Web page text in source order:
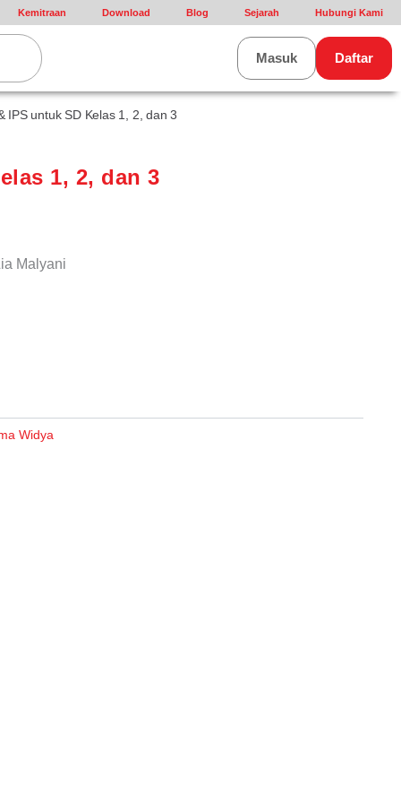
Kemitraan Download Blog Sejarah Hubungi Kami
Daftar
Masuk
IPS untuk SD Kelas 1, 2, dan 3
1, 2, dan 3
Malyani
Widya